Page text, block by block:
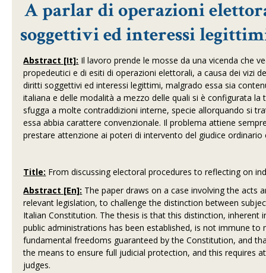
A parlar di operazioni
soggettivi ed interessi
Abstract [It]: Il lavoro prende le mosse da una vicenda che
propedeutici e di esiti di operazioni elettorali, a causa dei vizi
diritti soggettivi ed interessi legittimi, malgrado essa sia
italiana e delle modalità a mezzo delle quali si è configurata
sfugga a molte contraddizioni interne, specie allorquando si
essa abbia carattere convenzionale. Il problema attiene
prestare attenzione ai poteri di intervento del giudice
Title: From discussing electoral procedures to reflecting on
Abstract [En]: The paper draws on a case involving the
relevant legislation, to challenge the distinction between
Italian Constitution. The thesis is that this distinction,
public administrations has been established, is not immune
fundamental freedoms guaranteed by the Constitution, and
the means to ensure full judicial protection, and this requires
judges.